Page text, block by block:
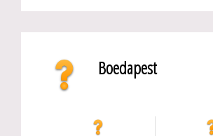
Boedapest